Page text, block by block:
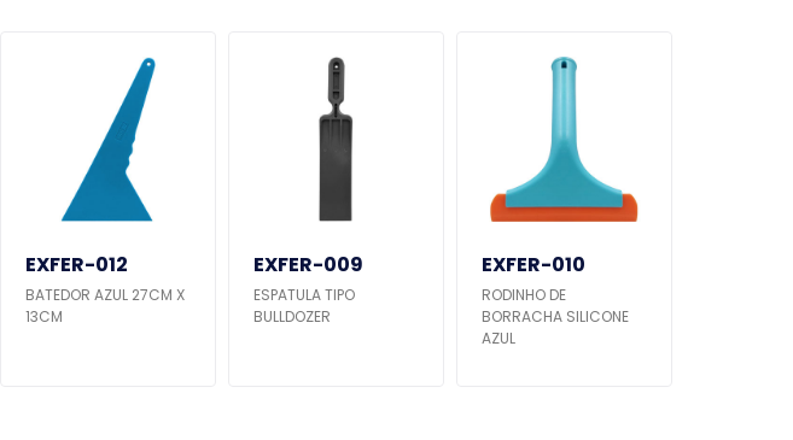
EXFER-012
BATEDOR AZUL 27CM X
13CM
EXFER-009
ESPATULA TIPO
BULLDOZER
EXFER-010
RODINHO DE
BORRACHA SILICONE
AZUL